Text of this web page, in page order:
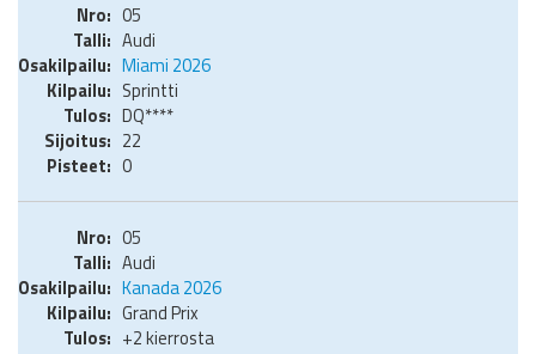
05
Audi
Miami 2026
Sprintti
DQ****
22
0
05
Audi
Kanada 2026
Grand Prix
+2 kierrosta